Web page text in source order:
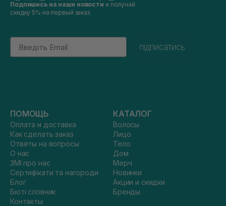
Подпишись на наши новости и получай
скидку 5% на первый заказ
Email
підписатись
ПОМОЩЬ
Оплата и доставка
Как сделать заказ
Ответы на вопросы
О нас
ЗМІ про нас
Сертифікати та нагороди
Блог
Бюті словник
Контакты
КАТАЛОГ
Волосы
Лицо
Тело
Дом
Мерч
Новинки
Акции и скидки
Бренды